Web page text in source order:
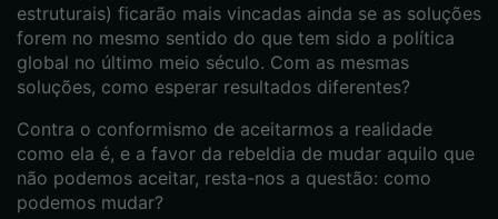
estruturais) ficarão mais vincadas ainda se as soluções
forem no mesmo sentido do que tem sido a política
global no último meio século. Com as mesmas
soluções, como esperar resultados diferentes?
Contra o conformismo de aceitarmos a realidade
como ela é, e a favor da rebeldia de mudar aquilo que
não podemos aceitar, resta-nos a questão: como
podemos mudar?